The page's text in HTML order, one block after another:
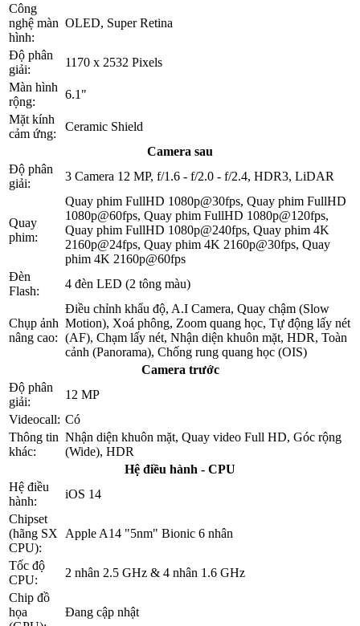
Công
nghệ màn
hình:
OLED, Super Retina
Độ phân
giải:
1170 x 2532 Pixels
Màn hình
rộng:
6.1"
Mặt kính
cảm ứng:
Ceramic Shield
Camera sau
Độ phân
giải:
3 Camera 12 MP, f/1.6 - f/2.0 - f/2.4, HDR3, LiDAR
Quay
phim:
Quay phim FullHD 1080p@30fps, Quay phim FullHD
1080p@60fps, Quay phim FullHD 1080p@120fps,
Quay phim FullHD 1080p@240fps, Quay phim 4K
2160p@24fps, Quay phim 4K 2160p@30fps, Quay
phim 4K 2160p@60fps
Đèn
Flash:
4 đèn LED (2 tông màu)
Chụp ảnh
nâng cao:
Điều chỉnh khẩu độ, A.I Camera, Quay chậm (Slow
Motion), Xoá phông, Zoom quang học, Tự động lấy nét
(AF), Chạm lấy nét, Nhận diện khuôn mặt, HDR, Toàn
cảnh (Panorama), Chống rung quang học (OIS)
Camera trước
Độ phân
giải:
12 MP
Videocall: Có
Thông tin
khác:
Nhận diện khuôn mặt, Quay video Full HD, Góc rộng
(Wide), HDR
Hệ điều hành - CPU
Hệ điều
hành:
iOS 14
Chipset
(hãng SX
CPU):
Apple A14 "5nm" Bionic 6 nhân
Tốc độ
CPU:
2 nhân 2.5 GHz & 4 nhân 1.6 GHz
Chip đồ
họa
Đang cập nhật